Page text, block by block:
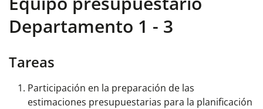
Departamento 1 - 3
Tareas
Participación en la preparación de las
estimaciones presupuestarias para la planificación